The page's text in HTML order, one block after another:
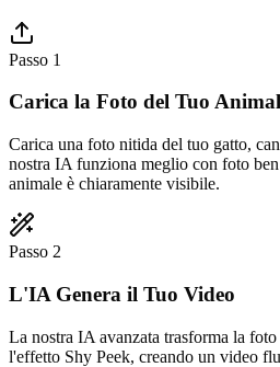
Passo 1
Carica la Foto del Tuo
Carica una foto nitida del tuo gatto,
nostra IA funziona meglio con foto
animale è chiaramente visibile.
Passo 2
L'IA Genera il Tuo Video
La nostra IA avanzata trasforma la
l'effetto Shy Peek, creando un video